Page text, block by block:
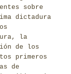
sobre
dictadura
la
de los
primeros
de